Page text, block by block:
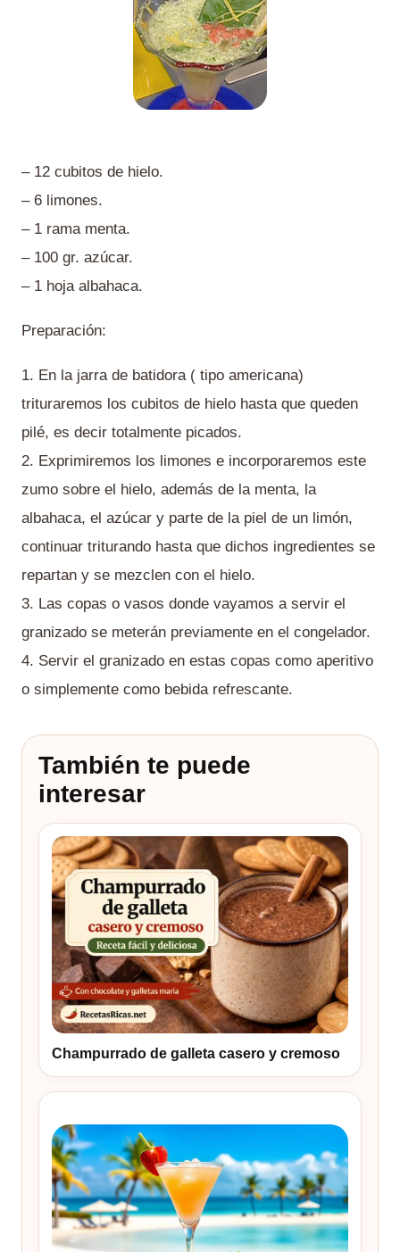
– 12 cubitos de hielo.
– 6 limones.
– 1 rama menta.
– 100 gr. azúcar.
– 1 hoja albahaca.
Preparación:
1. En la jarra de batidora ( tipo americana)
trituraremos los cubitos de hielo hasta que queden
pilé, es decir totalmente picados.
2. Exprimiremos los limones e incorporaremos este
zumo sobre el hielo, además de la menta, la
albahaca, el azúcar y parte de la piel de un limón,
continuar triturando hasta que dichos ingredientes se
repartan y se mezclen con el hielo.
3. Las copas o vasos donde vayamos a servir el
granizado se meterán previamente en el congelador.
4. Servir el granizado en estas copas como aperitivo
o simplemente como bebida refrescante.
También te puede
interesar
Champurrado de galleta casero y cremoso